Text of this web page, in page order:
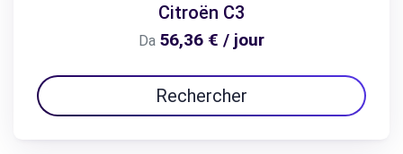
Citroën C3
Da 56,36 € / jour
Rechercher